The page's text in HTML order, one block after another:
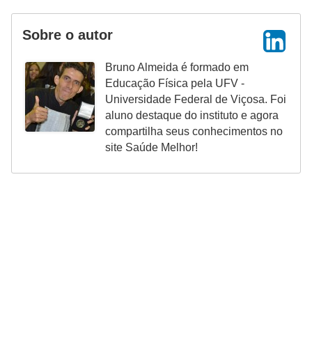
Sobre o autor
Bruno Almeida é formado em
Educação Física pela UFV -
Universidade Federal de Viçosa. Foi
aluno destaque do instituto e agora
compartilha seus conhecimentos no
site Saúde Melhor!